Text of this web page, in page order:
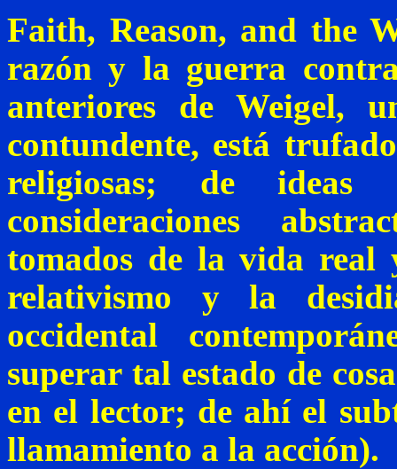
Faith, Reason, and the
razón y la guerra
anteriores de Weigel,
contundente, está
religiosas; de
consideraciones
tomados de la vida
relativismo y la
occidental
superar tal estado de
en el lector; de ahí el
llamamiento a la acción).